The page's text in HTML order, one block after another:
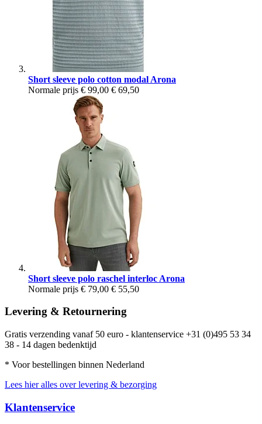
Short sleeve polo cotton modal Arona
Normale prijs € 99,00 € 69,50
Short sleeve polo raschel interloc Arona
Normale prijs € 79,00 € 55,50
Levering & Retournering
Gratis verzending vanaf 50 euro - klantenservice +31 (0)495 53 34
38 - 14 dagen bedenktijd
* Voor bestellingen binnen Nederland
Lees hier alles over levering & bezorging
Klantenservice